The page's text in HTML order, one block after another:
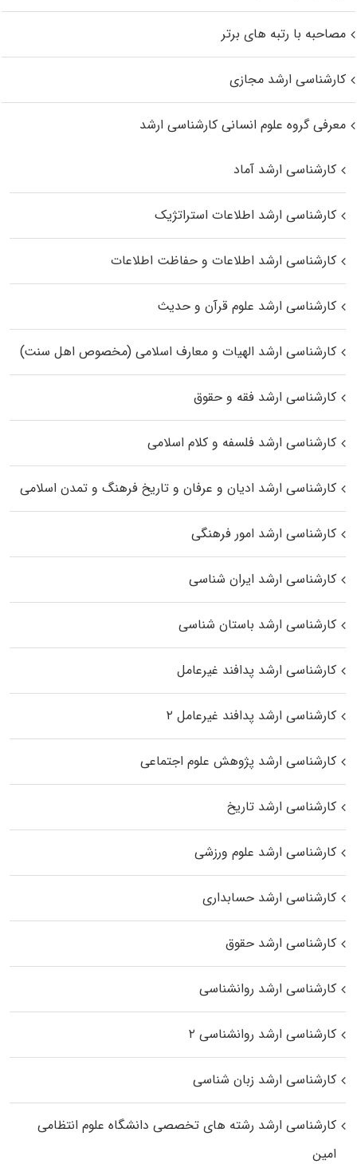
مصاحبه با رتبه های برتر
کارشناسی ارشد مجازی
معرفی گروه علوم انسانی کارشناسی ارشد
کارشناسی ارشد آماد
کارشناسی ارشد اطلاعات استراتژیک
کارشناسی ارشد اطلاعات و حفاظت اطلاعات
کارشناسی ارشد علوم قرآن و حدیث
کارشناسی ارشد الهیات و معارف اسلامی (مخصوص اهل سنت)
کارشناسی ارشد فقه و حقوق
کارشناسی ارشد فلسفه و کلام اسلامی
کارشناسی ارشد ادیان و عرفان و تاریخ فرهنگ و تمدن اسلامی
کارشناسی ارشد امور فرهنگی
کارشناسی ارشد ایران شناسی
کارشناسی ارشد باستان شناسی
کارشناسی ارشد پدافند غیرعامل
کارشناسی ارشد پدافند غیرعامل ۲
کارشناسی ارشد پژوهش علوم اجتماعی
کارشناسی ارشد تاریخ
کارشناسی ارشد علوم ورزشی
کارشناسی ارشد حسابداری
کارشناسی ارشد حقوق
کارشناسی ارشد روانشناسی
کارشناسی ارشد روانشناسی ۲
کارشناسی ارشد زبان شناسی
کارشناسی ارشد رﺷﺘﻪ ﻫﺎی تخصصی داﻧﺸﮕﺎه ﻋﻠﻮم انتظامی
اﻣﻴﻦ